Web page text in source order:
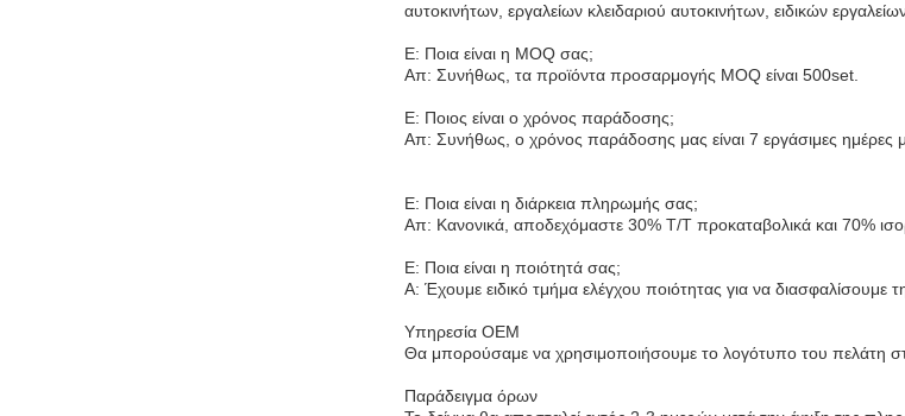
αυτοκινήτων, εργαλείων κλειδαριού αυτοκινήτων, ειδικών
Ε: Ποια είναι η MOQ σας;
Απ: Συνήθως, τα προϊόντα προσαρμογής MOQ είναι 500set.
Ε: Ποιος είναι ο χρόνος παράδοσης;
Απ: Συνήθως, ο χρόνος παράδοσης μας είναι 7 εργάσιμες ημέρες
Ε: Ποια είναι η διάρκεια πληρωμής σας;
Απ: Κανονικά, αποδεχόμαστε 30% T/T προκαταβολικά και 70%
Ε: Ποια είναι η ποιότητά σας;
Α: Έχουμε ειδικό τμήμα ελέγχου ποιότητας για να διασφαλίσουμε
Υπηρεσία OEM
Θα μπορούσαμε να χρησιμοποιήσουμε το λογότυπο του πελάτη
Παράδειγμα όρων